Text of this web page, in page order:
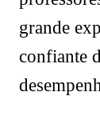
grande
confiante